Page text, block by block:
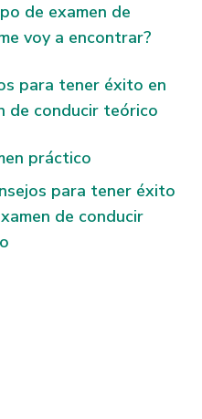
de examen de
voy a encontrar?
para tener éxito en
de conducir teórico
práctico
para tener éxito
de conducir